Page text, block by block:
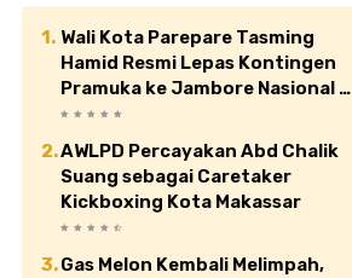
Wali Kota Parepare Tasming
Hamid Resmi Lepas Kontingen
Pramuka ke Jambore Nasional XII
di Cibubur
AWLPD Percayakan Abd Chalik
Suang sebagai Caretaker
Kickboxing Kota Makassar
Gas Melon Kembali Melimpah,